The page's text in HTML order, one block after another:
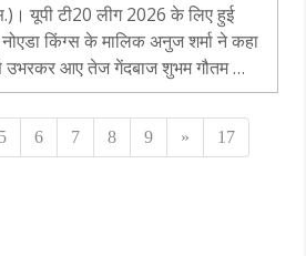
यूपी टी20 लीग 2026 के लिए हुई
नोएडा किंग्स के मालिक अनुज शर्मा ने कहा
उभरकर आए तेज गेंदबाज शुभम गौतम को
का सबसे सफल फैसला रहा।
5 6 7 8 9 » 17